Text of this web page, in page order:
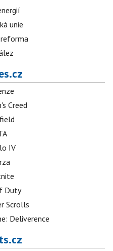
unie
Creed
IV
Duty
Scrolls
Deliverence